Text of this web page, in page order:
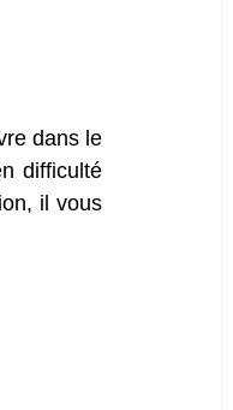
dans le
difficulté
il vous